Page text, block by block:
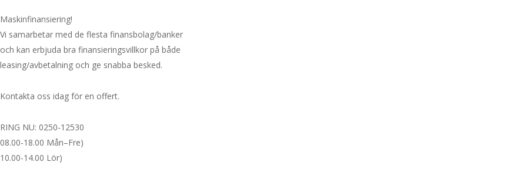
Maskinfinansiering!
Vi samarbetar med de flesta finansbolag/banker
och kan erbjuda bra finansieringsvillkor på både
leasing/avbetalning och ge snabba besked.
Kontakta oss idag för en offert.
RING NU: 0250-12530
08.00-18.00 Mån–Fre)
10.00-14.00 Lör)